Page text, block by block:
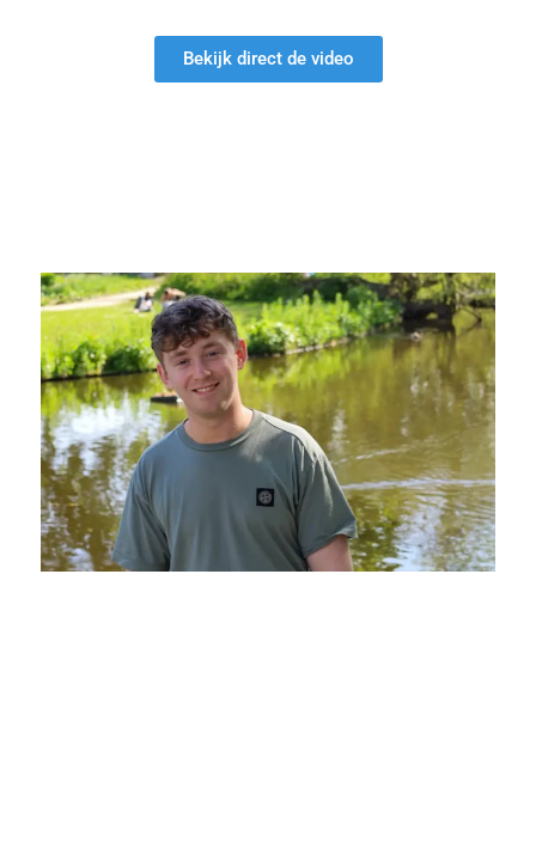
Bekijk direct de video